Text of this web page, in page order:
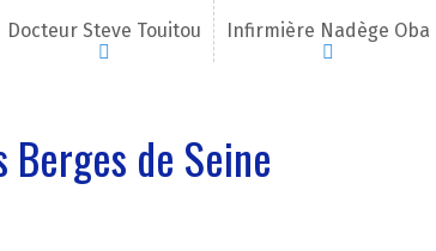
Docteur Steve Touitou Infirmière Nadège Oba
de Seine